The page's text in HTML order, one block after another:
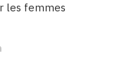
les femmes
L